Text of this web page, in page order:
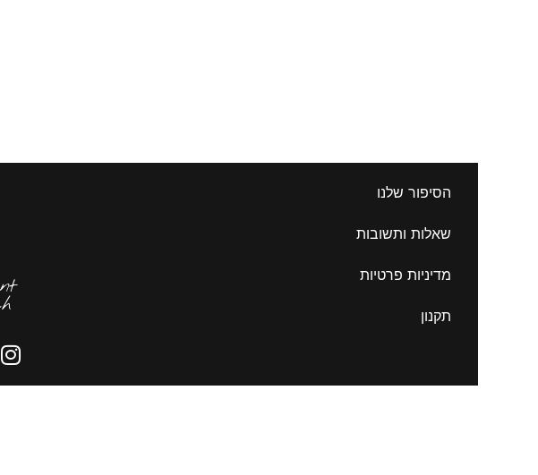
הסיפור שלנו
שאלות ותשובות
מדיניות פרטיות
תקנון